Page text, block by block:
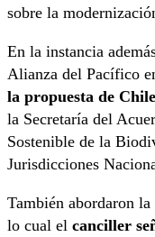
sobre la
En la instancia
Alianza del Pacífico
la propuesta de
la Secretaría del
Sostenible de la
Jurisdicciones
También abordaron
lo cual el canciller